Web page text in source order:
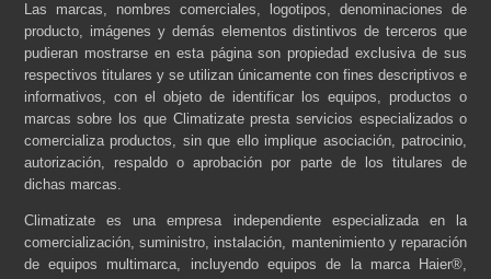
Las marcas, nombres comerciales, logotipos, denominaciones de
producto, imágenes y demás elementos distintivos de terceros que
pudieran mostrarse en esta página son propiedad exclusiva de sus
respectivos titulares y se utilizan únicamente con fines descriptivos e
informativos, con el objeto de identificar los equipos, productos o
marcas sobre los que Climatizate presta servicios especializados o
comercializa productos, sin que ello implique asociación, patrocinio,
autorización, respaldo o aprobación por parte de los titulares de
dichas marcas.
Climatizate es una empresa independiente especializada en la
comercialización, suministro, instalación, mantenimiento y reparación
de equipos multimarca, incluyendo equipos de la marca Haier®,